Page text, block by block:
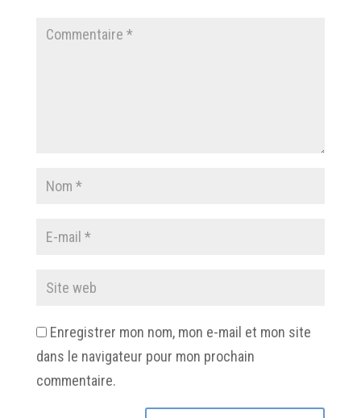
Enregistrer mon nom, mon e-mail et mon site
dans le navigateur pour mon prochain
commentaire.